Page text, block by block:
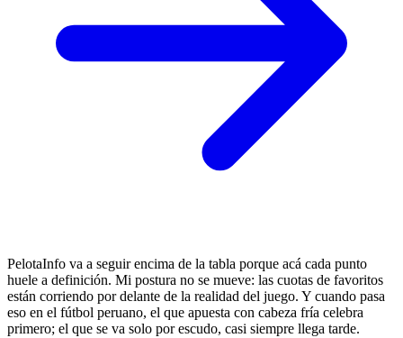
PelotaInfo va a seguir encima de la tabla porque acá cada punto
huele a definición. Mi postura no se mueve: las cuotas de favoritos
están corriendo por delante de la realidad del juego. Y cuando pasa
eso en el fútbol peruano, el que apuesta con cabeza fría celebra
primero; el que se va solo por escudo, casi siempre llega tarde.